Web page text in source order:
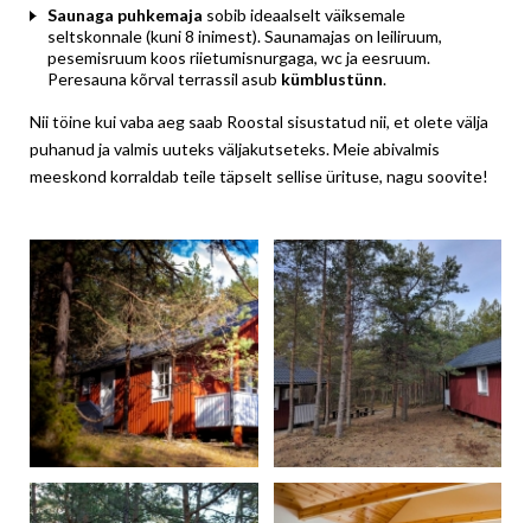
Saunaga puhkemaja sobib ideaalselt väiksemale
seltskonnale (kuni 8 inimest). Saunamajas on leiliruum,
pesemisruum koos riietumisnurgaga, wc ja eesruum.
Peresauna kõrval terrassil asub kümblustünn.
Nii töine kui vaba aeg saab Roostal sisustatud nii, et olete välja
puhanud ja valmis uuteks väljakutseteks. Meie abivalmis
meeskond korraldab teile täpselt sellise ürituse, nagu soovite!